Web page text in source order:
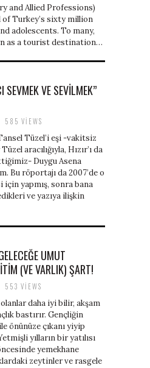
and Allied Professions)
Turkey’s sixty million
adolescents. To many,
as a tourist destination…
SEVMEK VE SEVILMEK”
585 VIEWS
Tüzel’i eşi -vakitsiz
aracılığıyla, Hızır’ı da
Duygu Asena
Bu röportajı da 2007’de o
yapmış, sonra bana
ve yazıya ilişkin
UMUT
(VE VARLIK) ŞART!
553 VIEWS
olanlar daha iyi bilir, akşam
bastırır. Gençliğin
önünüze çıkanı yiyip
yılların bir yatılısı
yemekhane
zeytinler ve rasgele